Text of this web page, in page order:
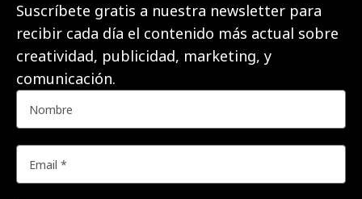
Suscríbete gratis a nuestra newsletter para
recibir cada día el contenido más actual sobre
creatividad, publicidad, marketing, y
comunicación.